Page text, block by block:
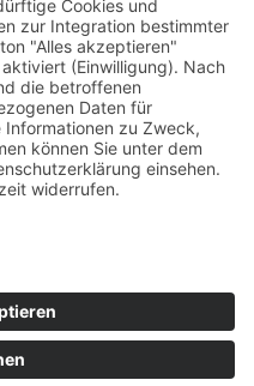
geschützt! Zur
sein.